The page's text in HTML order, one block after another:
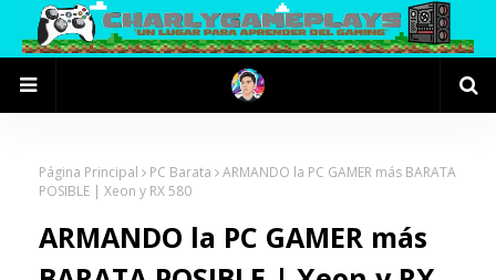
Página Principal PC Barata
ARMANDO la PC GAMER más BARATA
POSIBLE | Xeon y RX 580
ARMANDO la PC GAMER más